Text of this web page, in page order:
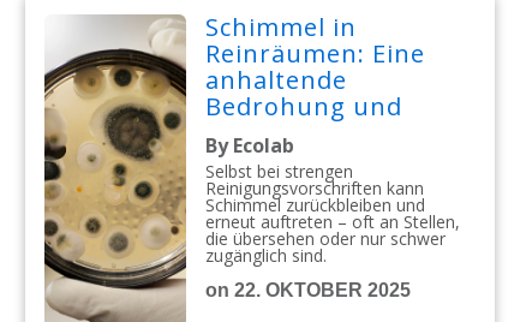
Schimmel in
Reinräumen: Eine
anhaltende
Bedrohung und
Argumente für eine
proaktive
biologische
Dekontamination
By Ecolab
Selbst bei strengen
Reinigungsvorschriften kann
Schimmel zurückbleiben und
erneut auftreten – oft an Stellen,
die übersehen oder nur schwer
zugänglich sind.
on 22. OKTOBER 2025